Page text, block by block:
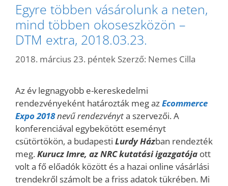
Egyre többen vásárolunk a neten,
mind többen okoseszközön –
DTM extra, 2018.03.23.
2018. március 23. péntek Szerző: Nemes Cilla
Az év legnagyobb e-kereskedelmi
rendezvényeként határozták meg azEcommerce
Expo 2018nevű rendezvényta szervezői. A
konferenciával egybekötött eseményt
csütörtökön, a budapesti Lurdy Házban rendezték
meg.Kurucz Imre, az NRC kutatási igazgatója ott
volt a fő előadók között és a hazai online vásárlási
trendekről számolt be a friss adatok tükrében. Mi